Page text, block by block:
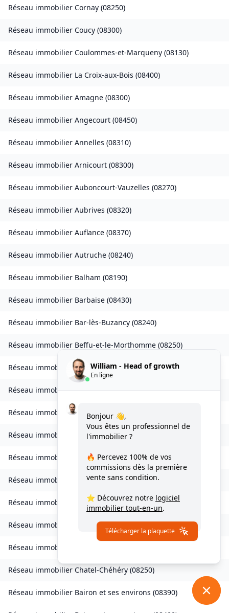
Réseau immobilier Cornay (08250)
Réseau immobilier Coucy (08300)
Réseau immobilier Coulommes-et-Marqueny (08130)
Réseau immobilier La Croix-aux-Bois (08400)
Réseau immobilier Amagne (08300)
Réseau immobilier Angecourt (08450)
Réseau immobilier Annelles (08310)
Réseau immobilier Arnicourt (08300)
Réseau immobilier Auboncourt-Vauzelles (08270)
Réseau immobilier Aubrives (08320)
Réseau immobilier Auflance (08370)
Réseau immobilier Autruche (08240)
Réseau immobilier Balham (08190)
Réseau immobilier Barbaise (08430)
Réseau immobilier Bar-lès-Buzancy (08240)
Réseau immobilier Beffu-et-le-Morthomme (08250)
Réseau immobilierBelval(08090)
Réseau immobilierBelval-Bois-des-Dames(08240)
Réseau immobilierBourcq(08400)
Réseau immobilier Bogny-sur-Meuse
Réseau immobilier Brévilly(08140)
Réseau immobilier Bulson(08450
Réseau immobilier Chagny(08430 )
Réseau immobilier Chalandry-Elaire
Réseau immobilier
Réseau immobilier Chatel-Chéhéry (08250)
Réseau immobilier Bairon et ses environs (08390)
William - Head of growth
En ligne
Bonjour 👋,
Vous êtes un professionnel de
l'immobilier ?
🔥 Percevez 100% de vos
commissions dès la première
vente sans condition.
⭐ Découvrez notre logiciel
immobilier tout-en-un.
Télécharger la plaquette